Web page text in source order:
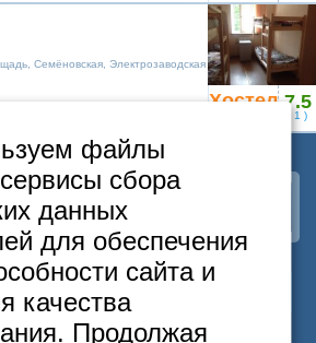
Семёновская Электрозаводская
Хостел 7.5
1 )
ВКонтакте
646-74-40
418-22-18
222-58-32
файлы
сбора
данных
для обеспечения
сайта и
качества
Продолжая